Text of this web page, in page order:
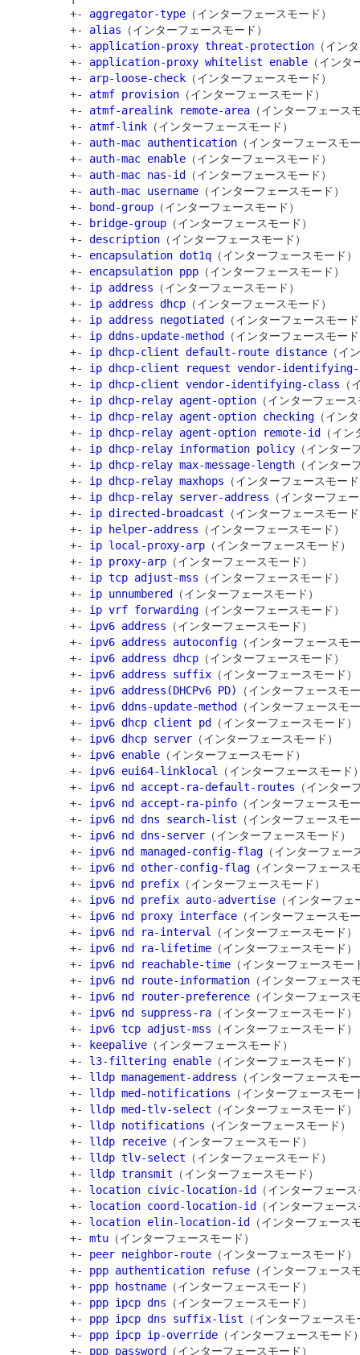
         +-
aggregator-type （インターフェースモード）
         +-
alias （インターフェースモード）
         +-
application-proxy threat-protection （イン
         +-
application-proxy whitelist enable （イン
         +-
arp-loose-check （インターフェースモード）
         +-
atmf provision （インターフェースモード）
         +-
atmf-arealink remote-area （インターフェース
         +-
atmf-link （インターフェースモード）
         +-
auth-mac authentication （インターフェースモ
         +-
auth-mac enable （インターフェースモード）
         +-
auth-mac nas-id
（インターフェースモード）
         +-
auth-mac username （インターフェースモード）
         +-
bond-group （インターフェースモード）
         +-
bridge-group （インターフェースモード）
         +-
description （インターフェースモード）
         +-
encapsulation dot1q （インターフェースモード）
         +-
encapsulation ppp （インターフェースモード）
         +-
ip address （インターフェースモード）
         +-
ip address dhcp （インターフェースモード）
         +-
ip address negotiated
（インターフェースモー
         +-
ip ddns-update-method
（インターフェースモー
         +-
ip dhcp-client default-route distance （イ
         +-
ip dhcp-client request vendor-
         +-
ip dhcp-client vendor-identifying-class （
         +-
ip dhcp-relay agent-option （インターフェー
         +-
ip dhcp-relay agent-option checking （イン
         +-
ip dhcp-relay agent-option remote-id
（イ
         +-
ip dhcp-relay information policy （インター
         +-
ip dhcp-relay max-message-length （インター
         +-
ip dhcp-relay maxhops （インターフェースモー
         +-
ip dhcp-relay server-address （インターフェ
         +-
ip directed-broadcast （インターフェースモー
         +-
ip helper-address （インターフェースモード）
         +-
ip local-proxy-arp （インターフェースモード）
         +-
ip proxy-arp （インターフェースモード）
         +-
ip tcp adjust-mss （インターフェースモード）
         +-
ip unnumbered
（インターフェースモード）
         +-
ip vrf forwarding （インターフェースモード）
         +-
ipv6 address （インターフェースモード）
         +-
ipv6 address autoconfig （インターフェースモ
         +-
ipv6 address dhcp （インターフェースモード）
         +-
ipv6 address suffix （インターフェースモード）
         +-
ipv6 address(DHCPv6 PD)
（インターフェースモ
         +-
ipv6 ddns-update-method
（インターフェースモ
         +-
ipv6 dhcp client pd
（インターフェースモード）
         +-
ipv6 dhcp server （インターフェースモード）
         +-
ipv6 enable （インターフェースモード）
         +-
ipv6 eui64-linklocal
（インターフェースモード
         +-
ipv6 nd accept-ra-default-routes （インター
         +-
ipv6 nd accept-ra-pinfo （インターフェースモ
         +-
ipv6 nd dns search-list （インターフェースモ
         +-
ipv6 nd dns-server （インターフェースモード）
         +-
ipv6 nd managed-config-flag （インターフェー
         +-
ipv6 nd other-config-flag （インターフェース
         +-
ipv6 nd prefix （インターフェースモード）
         +-
ipv6 nd prefix auto-advertise （インターフ
         +-
ipv6 nd proxy interface （インターフェースモ
         +-
ipv6 nd ra-interval
（インターフェースモード）
         +-
ipv6 nd ra-lifetime （インターフェースモード）
         +-
ipv6 nd reachable-time （インターフェースモー
         +-
ipv6 nd route-information （インターフェース
         +-
ipv6 nd router-preference （インターフェース
         +-
ipv6 nd suppress-ra （インターフェースモード）
         +-
ipv6 tcp adjust-mss （インターフェースモード）
         +-
keepalive （インターフェースモード）
         +-
l3-filtering enable （インターフェースモード）
         +-
lldp management-address （インターフェースモ
         +-
lldp med-notifications （インターフェースモー
         +-
lldp med-tlv-select （インターフェースモード）
         +-
lldp notifications （インターフェースモード）
         +-
lldp receive （インターフェースモード）
         +-
lldp tlv-select （インターフェースモード）
         +-
lldp transmit （インターフェースモード）
         +-
location civic-location-id
（インターフェー
         +-
location coord-location-id
（インターフェー
         +-
location elin-location-id
（インターフェース
         +-
mtu （インターフェースモード）
         +-
peer neighbor-route （インターフェースモード）
         +-
ppp authentication refuse （インターフェース
         +-
ppp hostname （インターフェースモード）
         +-
ppp ipcp dns （インターフェースモード）
         +-
ppp ipcp dns suffix-list （インターフェース
         +-
ppp ipcp ip-override （インターフェースモード
         +-
ppp password （インターフェースモード）